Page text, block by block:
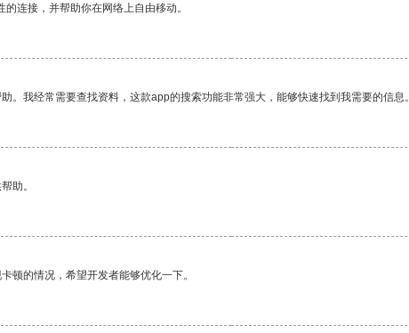
连接，并帮助你在网络上自由移动。
。我经常需要查找资料，这款app的搜索功能非常强大，能够快速找到我需要的信息。
助。
顿的情况，希望开发者能够优化一下。